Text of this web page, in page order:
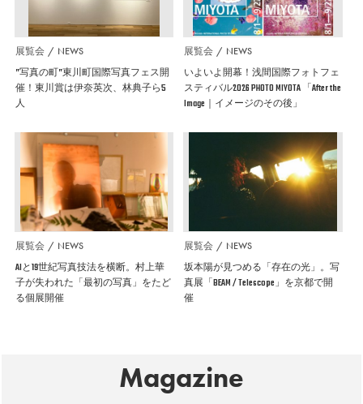
展覧会 NEWS
”写真の町”東川町国際写真フェス開
催！東川賞は伊奈英次、林典子ら5
人
展覧会 NEWS
いよいよ開幕！浅間国際フォトフェ
スティバル2026 PHOTO MIYOTA 「After the
Image｜イメージのその後」
展覧会 NEWS
AIと19世紀写真技法を横断。村上華
子が失われた「最初の写真」をたど
る個展開催
展覧会 NEWS
坂本陽が見つめる「存在の光」。写
真展「BEAM / Telescope」を京都で開
催
Magazine